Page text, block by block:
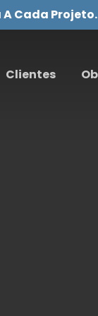
Cada Projeto.
Clientes